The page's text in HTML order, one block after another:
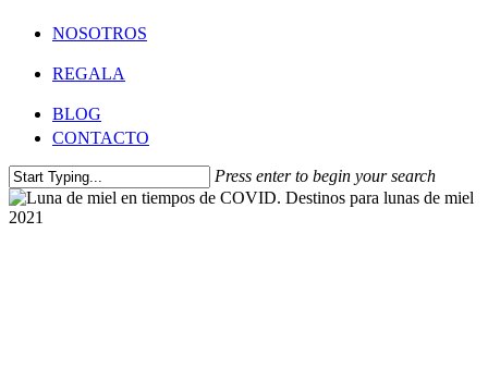
NOSOTROS
REGALA
BLOG
CONTACTO
Press enter to begin your search